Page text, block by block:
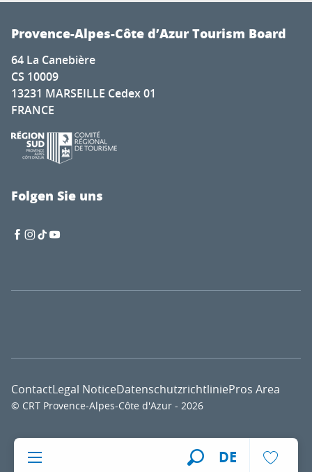
DE
Provence-Alpes-Côte d’Azur Tourism Board
64 La Canebière
CS 10009
13231 MARSEILLE Cedex 01
FRANCE
Folgen Sie uns
© CRT Provence-Alpes-Côte d'Azur - 2026
ContactLegal NoticeDatenschutzrichtliniePros Area